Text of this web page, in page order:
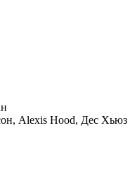
Alexis Hood, Дес Хьюз